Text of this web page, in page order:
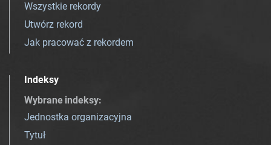
Wszystkie rekordy
Utwórz rekord
Jak pracować z rekordem
Indeksy
Wybrane indeksy:
Jednostka organizacyjna
Tytuł